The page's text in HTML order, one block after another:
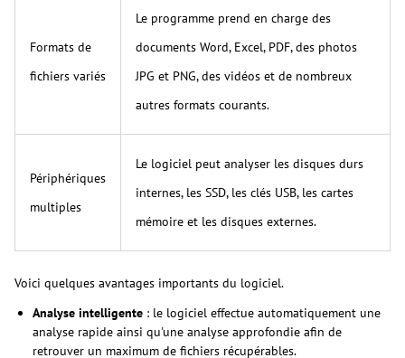
Formats de
fichiers variés
Le programme prend en charge des
documents Word, Excel, PDF, des photos
JPG et PNG, des vidéos et de nombreux
autres formats courants.
Périphériques
multiples
Le logiciel peut analyser les disques durs
internes, les SSD, les clés USB, les cartes
mémoire et les disques externes.
Voici quelques avantages importants du logiciel.
Analyse intelligente : le logiciel effectue automatiquement une
analyse rapide ainsi qu'une analyse approfondie afin de
retrouver un maximum de fichiers récupérables.